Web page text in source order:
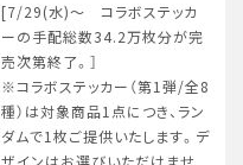
[7/29(水)～ コラボステッカ
ーの手配総数34.2万枚分が完
売次第終了。］
※コラボステッカー（第1弾/全8
種）は対象商品1点につき、ラン
ダムで1枚ご提供いたします。デ